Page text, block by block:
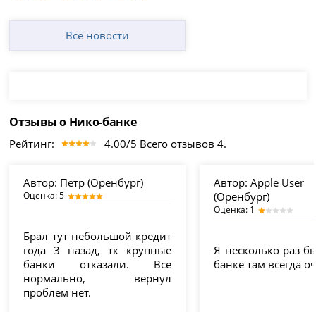
Все новости
Отзывы о Нико-банке
Рейтинг: 4.00/5 Всего отзывов 4.
Автор: Петр (Оренбург)
Оценка: 5
Брал тут небольшой кредит
года 3 назад, тк крупные
банки отказали. Все
нормально, вернул
проблем нет.
Автор: Apple User
(Оренбург)
Оценка: 1
Я несколько раз
банке там всегда